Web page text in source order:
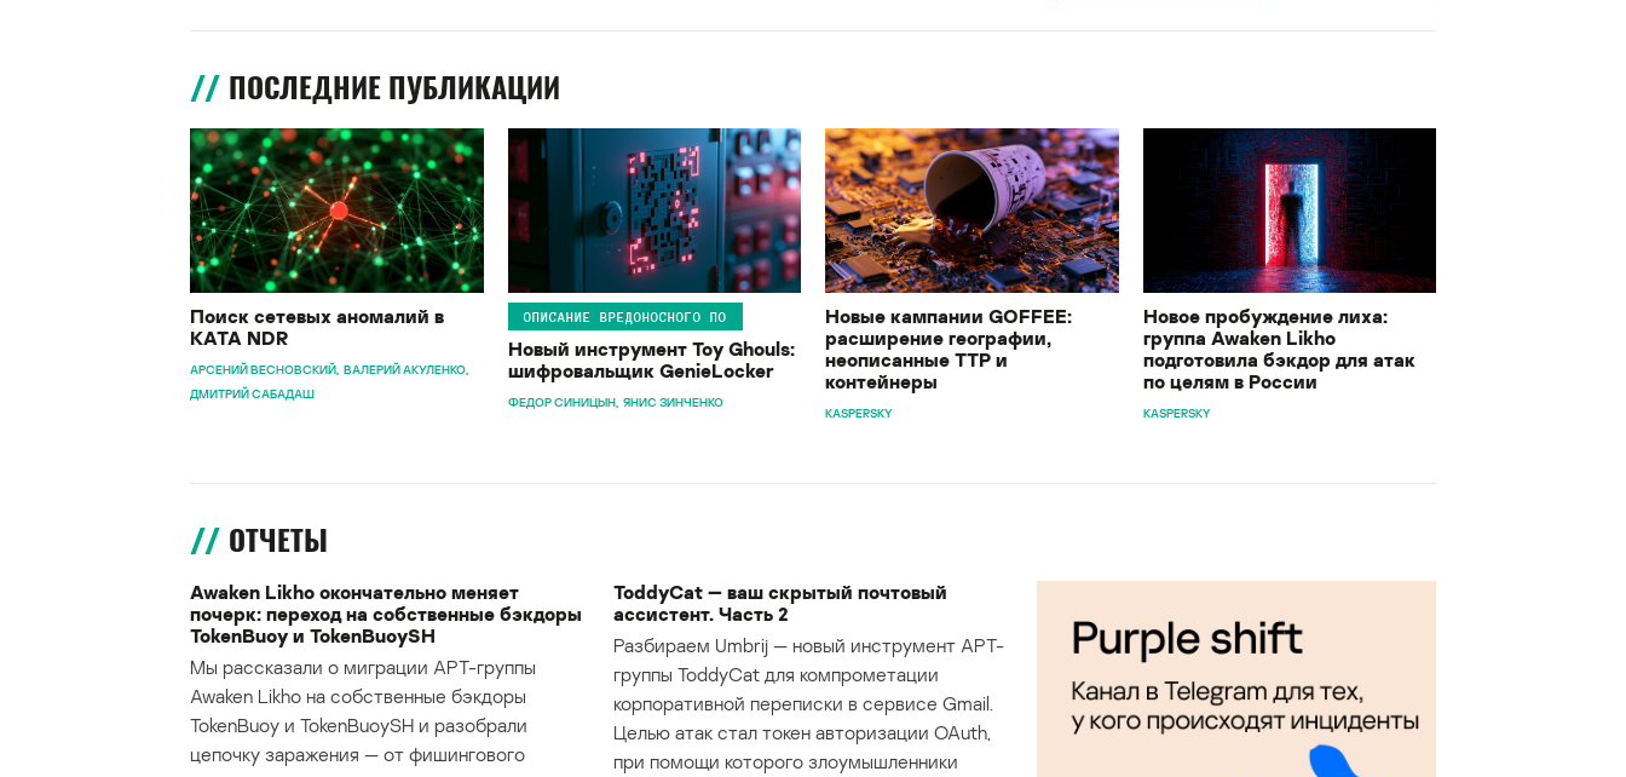
ПОСЛЕДНИЕ ПУБЛИКАЦИИ
Поиск сетевых аномалий в
KATA NDR
АРСЕНИЙ ВЕСНОВСКИЙ ВАЛЕРИЙ АКУЛЕНКО
ДМИТРИЙ САБАДАШ
ОПИСАНИЕ ВРЕДОНОСНОГО ПО
Новый инструмент Toy Ghouls:
шифровальщик GenieLocker
ФЕДОР СИНИЦЫН ЯНИС ЗИНЧЕНКО
Новые кампании GOFFEE:
расширение географии,
неописанные TTP и
контейнеры
KASPERSKY
Новое пробуждение лиха:
группа Awaken Likho
подготовила бэкдор для атак
по целям в России
KASPERSKY
ОТЧЕТЫ
Awaken Likho окончательно меняет
почерк: переход на собственные бэкдоры
TokenBuoy и TokenBuoySH
Мы рассказали о миграции APT-группы
Awaken Likho на собственные бэкдоры
TokenBuoy и TokenBuoySH и разобрали
цепочку заражения — от фишингового
ToddyCat — ваш скрытый почтовый
ассистент. Часть 2
Разбираем Umbrij — новый инструмент APT-
группы ToddyCat для компрометации
корпоративной переписки в сервисе Gmail.
Целью атак стал токен авторизации OAuth,
при помощи которого злоумышленники